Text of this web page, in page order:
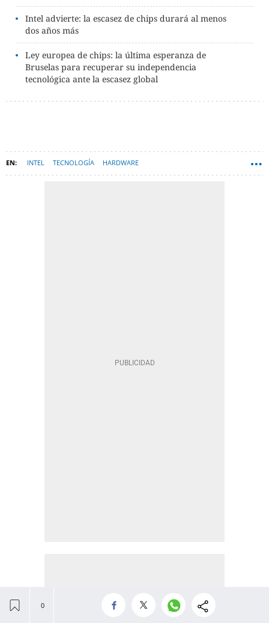
Intel advierte: la escasez de chips durará al menos
dos años más
Ley europea de chips: la última esperanza de
Bruselas para recuperar su independencia
tecnológica ante la escasez global
INTEL TECNOLOGÍA HARDWARE